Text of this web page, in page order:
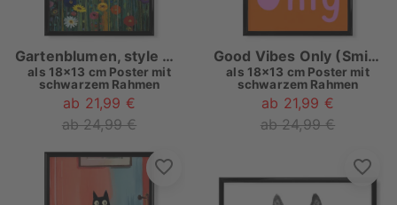
Gartenblumen, style Klimt (matart)
als 18x13 cm Poster mit
schwarzem Rahmen
ab 21,99 €
ab 24,99 €
Good Vibes Only (Smiley)
als 18x13 cm Poster mit
schwarzem Rahmen
ab 21,99 €
ab 24,99 €